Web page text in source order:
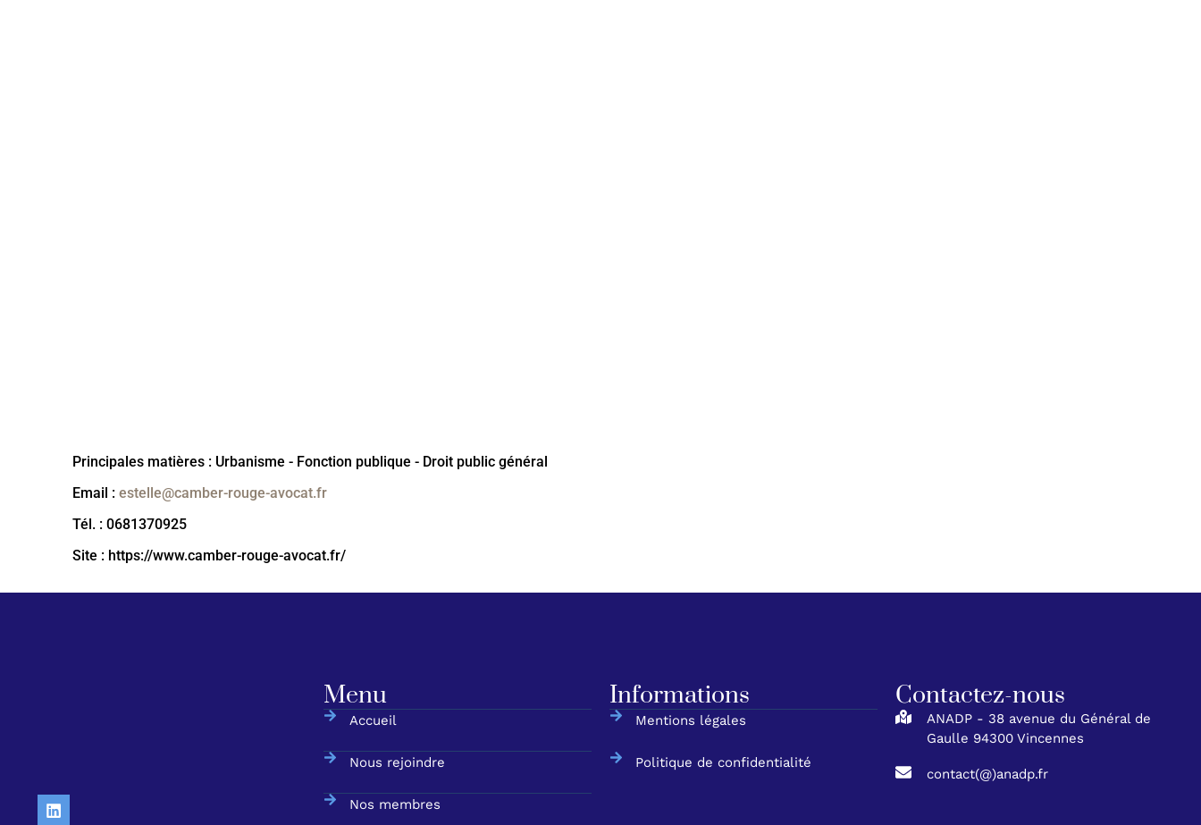
Principales matières : Urbanisme - Fonction publique - Droit public général
Email : estelle@camber-rouge-avocat.fr
Tél. : 0681370925
Site : https://www.camber-rouge-avocat.fr/
Menu
Accueil
Nous rejoindre
Nos membres
Informations
Mentions légales
Politique de confidentialité
Contactez-nous
ANADP - 38 avenue du Général de
Gaulle 94300 Vincennes
contact(@)anadp.fr